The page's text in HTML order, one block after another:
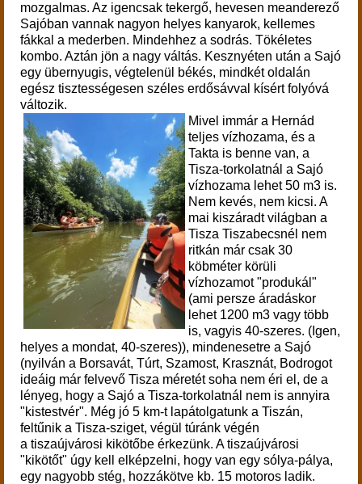
mozgalmas. Az igencsak tekergő, hevesen meanderező
Sajóban vannak nagyon helyes kanyarok, kellemes
fákkal a mederben. Mindehhez a sodrás. Tökéletes
kombo. Aztán jön a nagy váltás. Kesznyéten után a Sajó
egy übernyugis, végtelenül békés, mindkét oldalán
egész tisztességesen széles erdősávval kísért folyóvá
változik.
Mivel immár a Hernád
teljes vízhozama, és a
Takta is benne van, a
Tisza-torkolatnál a Sajó
vízhozama lehet 50 m3 is.
Nem kevés, nem kicsi. A
mai kiszáradt világban a
Tisza Tiszabecsnél nem
ritkán már csak 30
köbméter körüli
vízhozamot "produkál"
(ami persze áradáskor
lehet 1200 m3 vagy több
is, vagyis 40-szeres. (Igen,
helyes a mondat, 40-szeres)), mindenesetre a Sajó
(nyilván a Borsavát, Túrt, Szamost, Krasznát, Bodrogot
ideáig már felvevő Tisza méretét soha nem éri el, de a
lényeg, hogy a Sajó a Tisza-torkolatnál nem is annyira
"kistestvér". Még jó 5 km-t lapátolgatunk a Tiszán,
feltűnik a Tisza-sziget, végül túránk végén
a tiszaújvárosi kikötőbe érkezünk. A tiszaújvárosi
"kikötőt" úgy kell elképzelni, hogy van egy sólya-pálya,
egy nagyobb stég, hozzákötve kb. 15 motoros ladik.